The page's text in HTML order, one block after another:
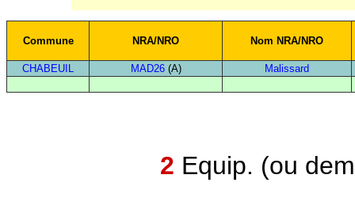
Commune NRA/NRO Nom NRA/NRO
CHABEUIL MAD26(A) Malissard
2 Equip. (ou